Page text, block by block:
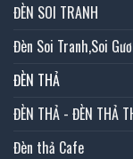
ĐÈN SOI TRANH
Đèn Soi Tranh,Soi
ĐÈN THẢ
ĐÈN THẢ - ĐÈN THẢ
Đèn thả Cafe